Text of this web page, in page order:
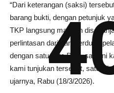
“Dari keterangan (saksi)
barang bukti, dengan petunjuk
TKP langsung maupun
perlintasan dari para terduga
dengan satu data Polri, saat ini
kami tunjukan tersebut, satu
ujarnya, Rabu (18/3/2026).